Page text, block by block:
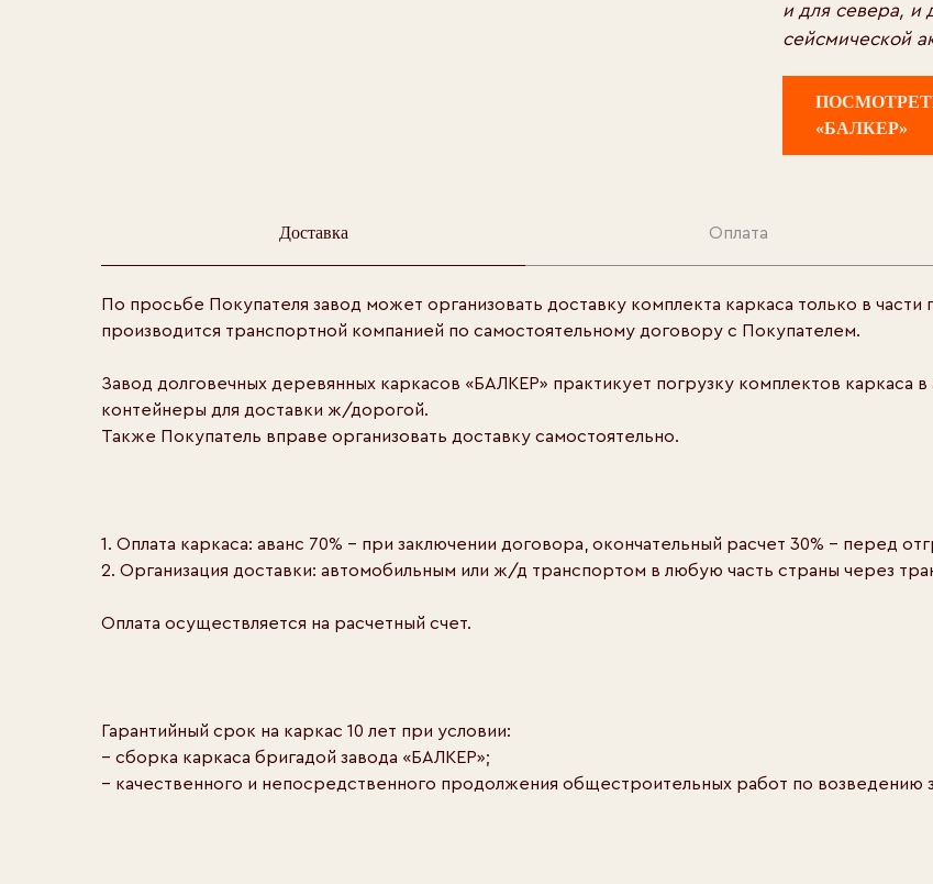
и для севера, и
сейсмической
«БАЛКЕР»
Доставка Оплата
По просьбе Покупателя завод может организовать доставку комплекта каркаса только в
производится транспортной компанией по самостоятельному договору с Покупателем.
Завод долговечных деревянных каркасов «БАЛКЕР» практикует погрузку комплектов каркаса
контейнеры для доставки ж/дорогой.
Также Покупатель вправе организовать доставку самостоятельно.
1. Оплата каркаса: аванс 70% - при заключении договора, окончательный расчет 30% - перед
2. Организация доставки: автомобильным или ж/д транспортом в любую часть страны через
Оплата осуществляется на расчетный счет.
Гарантийный срок на каркас 10 лет при условии:
– сборка каркаса бригадой завода «БАЛКЕР»;
– качественного и непосредственного продолжения общестроительных работ по возведению